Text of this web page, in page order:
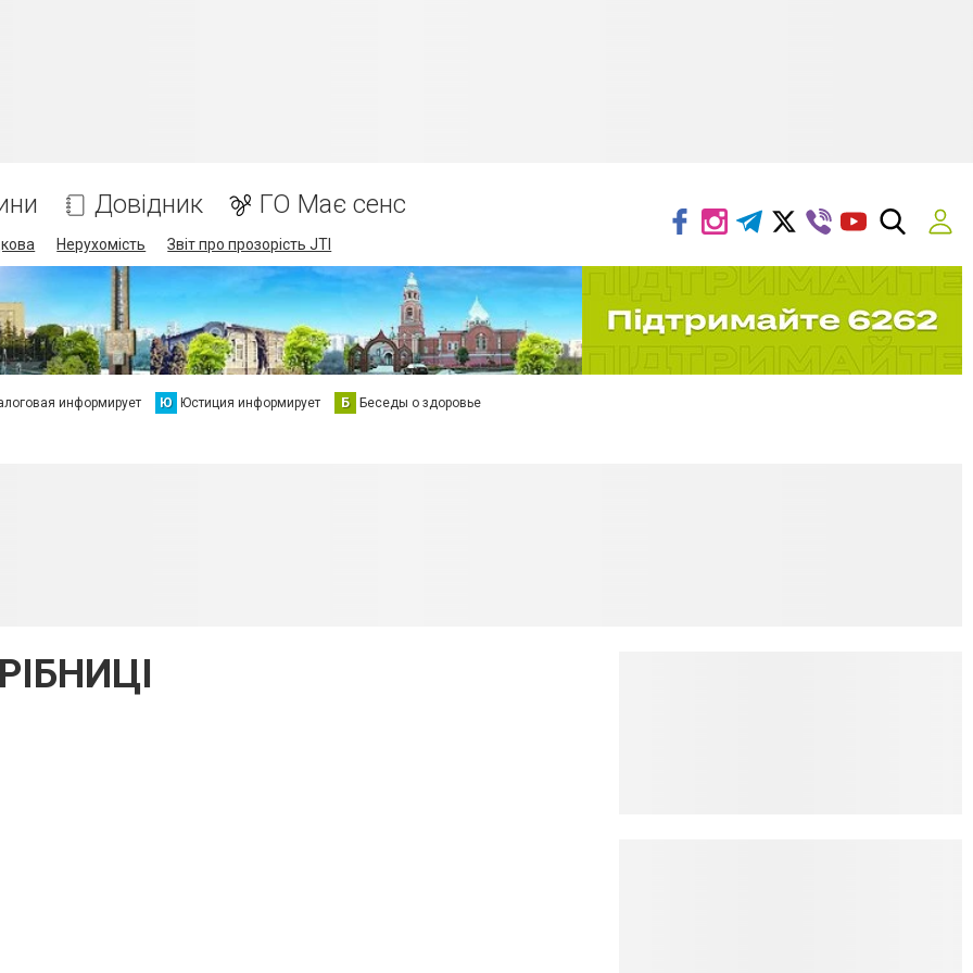
Довідник ГО Має сенс
Нерухомість Звіт про прозорість JTI
информирует Ю Юстиция информирует Б Беседы о здоровье